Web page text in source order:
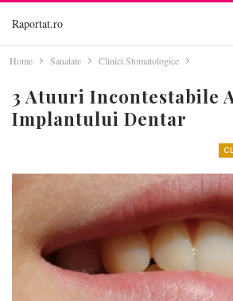
Raportat.ro
Home Sanatate Clinici Stomatologice
3 Atuuri Incontestabile
Implantului Dentar